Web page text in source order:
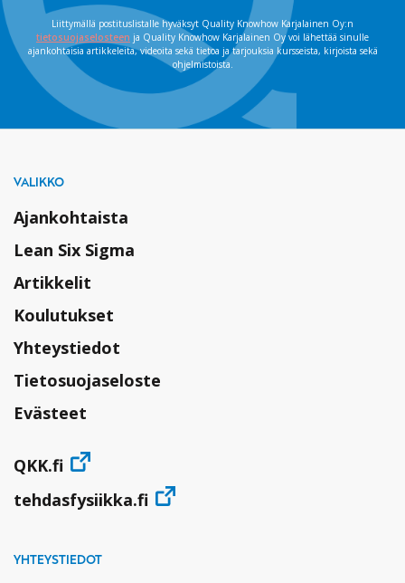
Liittymällä postituslistalle hyväksyt Quality Knowhow Karjalainen Oy:n
tietosuojaselosteen ja Quality Knowhow Karjalainen Oy voi lähettää sinulle
ajankohtaisia artikkeleita, videoita sekä tietoa ja tarjouksia kursseista, kirjoista sekä
ohjelmistoista.
VALIKKO
Ajankohtaista
Lean Six Sigma
Artikkelit
Koulutukset
Yhteystiedot
Tietosuojaseloste
Evästeet
QKK.fi
tehdasfysiikka.fi
YHTEYSTIEDOT